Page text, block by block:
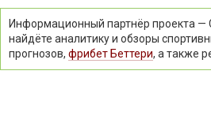
Информационный партнёр проекта
найдёте аналитику и обзоры
прогнозов, фрибет Беттери, а также